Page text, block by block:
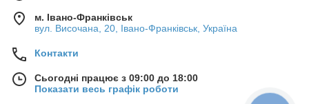
м. Івано-Франківськ
вул. Височана, 20, Івано-Франківськ, Україна
Контакти
Сьогодні працює з 09:00 до 18:00
Показати весь графік роботи